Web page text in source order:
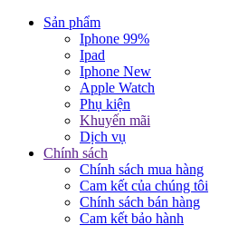
Sản phẩm
Iphone 99%
Ipad
Iphone New
Apple Watch
Phụ kiện
Khuyến mãi
Dịch vụ
Chính sách
Chính sách mua hàng
Cam kết của chúng tôi
Chính sách bán hàng
Cam kết bảo hành